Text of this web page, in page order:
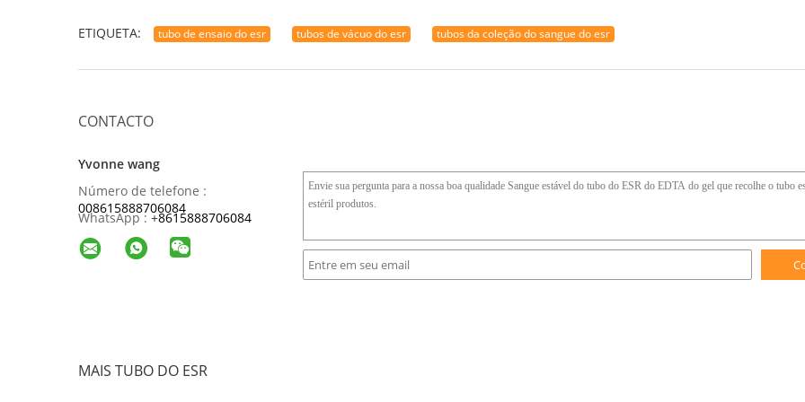
ETIQUETA: tubo de ensaio do esr tubos de vácuo do esr tubos da coleção do sangue do esr
CONTACTO
Yvonne wang
Número de telefone :
008615888706084
WhatsApp : +8615888706084
MAIS TUBO DO ESR